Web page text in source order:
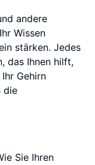
andere
Wissen
stärken. Jedes
das Ihnen hilft,
Gehirn
die